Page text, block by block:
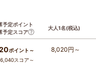
予定ポイント
予定スコア
大人1名(税込)
ポイント～
スコア～
8,020円～